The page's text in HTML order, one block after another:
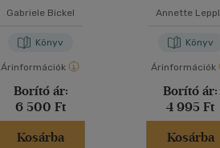
Gabriele Bickel
Könyv
Árinformációk
Borító ár:
6 500 Ft
Kosárba
Annette
Könyv
Árinformációk
Borító ár:
4 995 Ft
Kosárba